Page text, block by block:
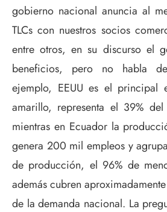
gobierno nacional anuncia al
TLCs con nuestros socios
entre otros, en su discurso el
beneficios, pero no habla
ejemplo, EEUU es el principal
amarillo, representa el 39%
mientras en Ecuador la
genera 200 mil empleos y
de producción, el 96% de
además cubren
de la demanda nacional. La